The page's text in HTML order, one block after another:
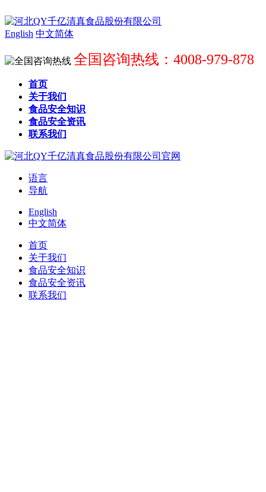
English 中文简体
全国咨询热线：4008-979-878
首页
关于我们
食品安全知识
食品安全资讯
联系我们
语言
导航
English
中文简体
首页
关于我们
食品安全知识
食品安全资讯
联系我们